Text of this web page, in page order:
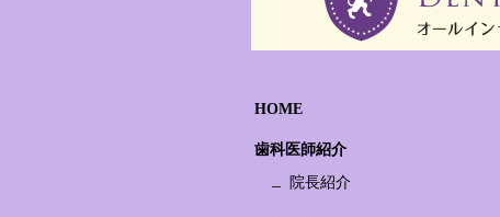
HOME
歯科医師紹介
院長紹介